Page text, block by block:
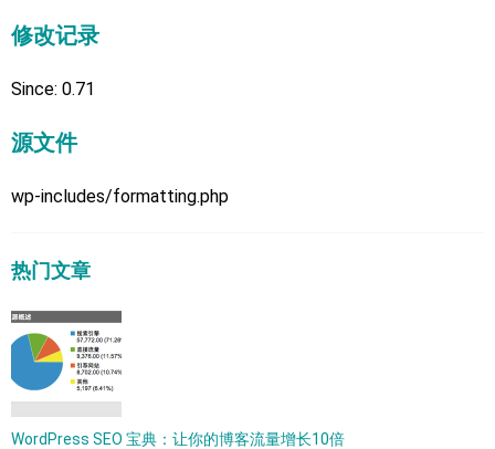
修改记录
Since: 0.71
源文件
wp-includes/formatting.php
热门文章
WordPress SEO 宝典：让你的博客流量增长10倍